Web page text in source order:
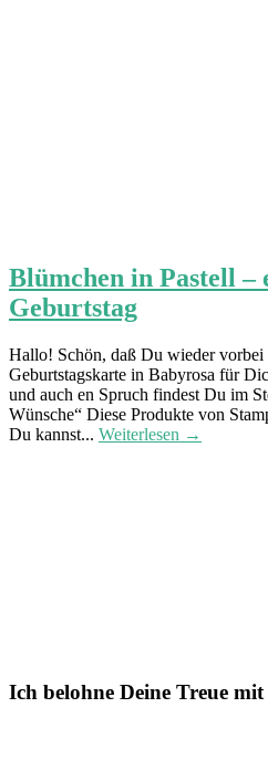
Blümchen in Pastell –
Geburtstag
Hallo! Schön, daß Du wieder vorbei
Geburtstagskarte in Babyrosa für
und auch en Spruch findest Du im
Wünsche“ Diese Produkte von
Du kannst... Weiterlesen →
Ich belohne Deine Treue